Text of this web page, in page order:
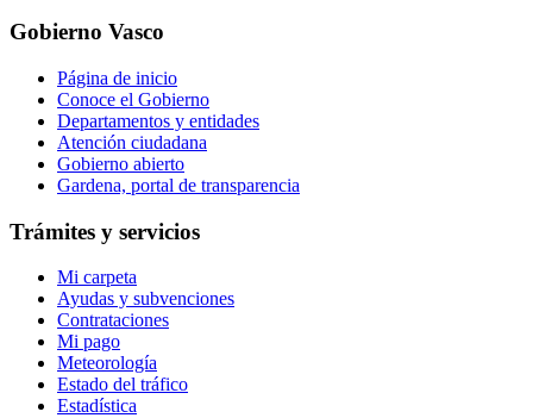
Gobierno Vasco
Página de inicio
Conoce el Gobierno
Departamentos y entidades
Atención ciudadana
Gobierno abierto
Gardena, portal de transparencia
Trámites y servicios
Mi carpeta
Ayudas y subvenciones
Contrataciones
Mi pago
Meteorología
Estado del tráfico
Estadística